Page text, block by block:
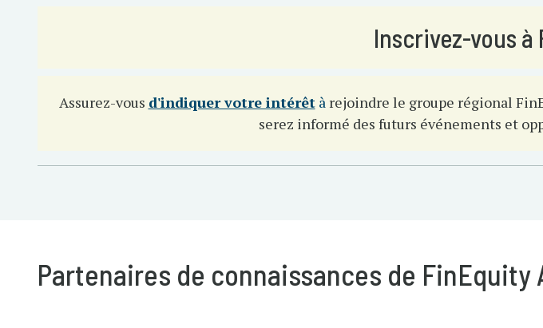
Inscrivez-vous
Assurez-vous d'indiquer votre intérêtàrejoindre le groupe régional
serez informé des futurs événements et
Partenaires de connaissances de FinEquity